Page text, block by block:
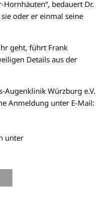
bedauert Dr.
oder er einmal seine
geht, führt Frank
Details aus der
Augenklinik Würzburg e.V.
Anmeldung unter E-Mail:
unter